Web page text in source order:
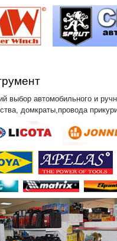
выбор автомобильного и
домкраты,провода